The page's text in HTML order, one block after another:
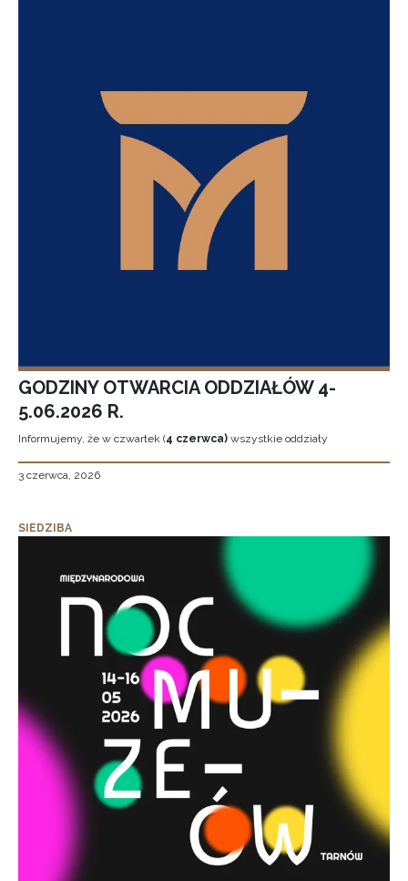
GODZINY OTWARCIA ODDZIAŁÓW 4-
5.06.2026 R.
Informujemy, że w czwartek (4 czerwca) wszystkie oddziały
3 czerwca, 2026
SIEDZIBA